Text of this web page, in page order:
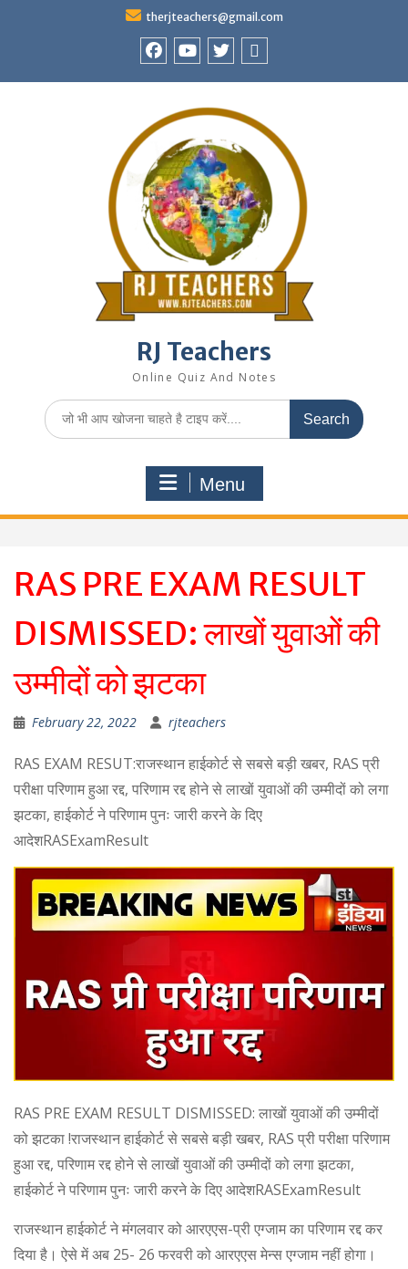
therjteachers@gmail.com
RJ Teachers
Online Quiz And Notes
Search
for:
Menu
RAS PRE EXAM RESULT
DISMISSED: लाखों युवाओं की
उम्मीदों को झटका
February 22, 2022 rjteachers
RAS EXAM RESUT:राजस्थान हाईकोर्ट से सबसे बड़ी खबर, RAS प्री
परीक्षा परिणाम हुआ रद्द, परिणाम रद्द होने से लाखों युवाओं की उम्मीदों को लगा
झटका, हाईकोर्ट ने परिणाम पुनः जारी करने के दिए
आदेशRASExamResult
RAS PRE EXAM RESULT DISMISSED: लाखों युवाओं की उम्मीदों
को झटका !राजस्थान हाईकोर्ट से सबसे बड़ी खबर, RAS प्री परीक्षा परिणाम
हुआ रद्द, परिणाम रद्द होने से लाखों युवाओं की उम्मीदों को लगा झटका,
हाईकोर्ट ने परिणाम पुनः जारी करने के दिए आदेशRASExamResult
राजस्थान हाईकोर्ट ने मंगलवार को आरएएस-प्री एग्जाम का परिणाम रद्द कर
दिया है। ऐसे में अब 25- 26 फरवरी को आरएएस मेन्स एग्जाम नहीं होगा।